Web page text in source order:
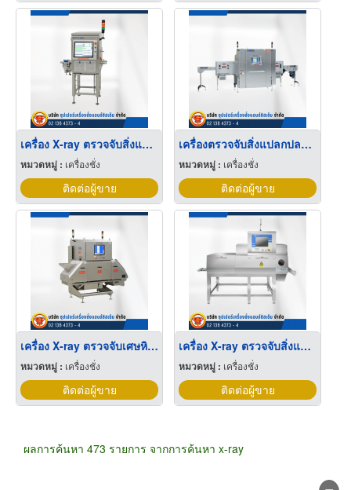
เครื่อง X-ray ตรวจจับสิ่งแปลกปลอมในขวด Side-Beam X-ray Inspection
หมวดหมู่ : เครื่องชั่ง
ติดต่อผู้ขาย
เครื่องตรวจจับสิ่งแปลกปลอม X-ray
หมวดหมู่ : เครื่องชั่ง
ติดต่อผู้ขาย
เครื่อง X-ray ตรวจจับเศษหิน แก้ว ในอาหาร
หมวดหมู่ : เครื่องชั่ง
ติดต่อผู้ขาย
เครื่อง X-ray ตรวจจับสิ่งแปลกปลอม สำหรับสินค้า Bulk
หมวดหมู่ : เครื่องชั่ง
ติดต่อผู้ขาย
ผลการค้นหา 473 รายการ จากการค้นหา x-ray